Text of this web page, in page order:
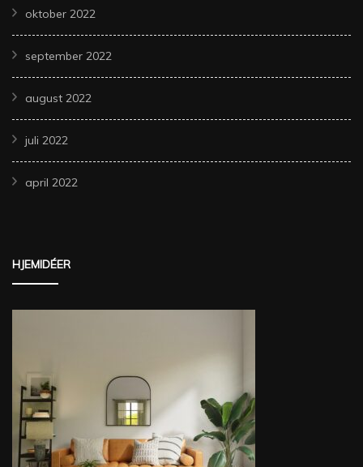
oktober 2022
september 2022
august 2022
juli 2022
april 2022
HJEMIDÉER